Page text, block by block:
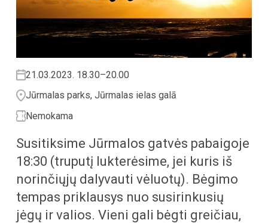
21.03.2023. 18.30–20.00
Jūrmalas parks, Jūrmalas ielas galā
Nemokama
Susitiksime Jūrmalos gatvės pabaigoje
18:30 (truputį lukterėsime, jei kuris iš
norinčiųjų dalyvauti vėluotų). Bėgimo
tempas priklausys nuo susirinkusių
jėgų ir valios. Vieni gali bėgti greičiau,